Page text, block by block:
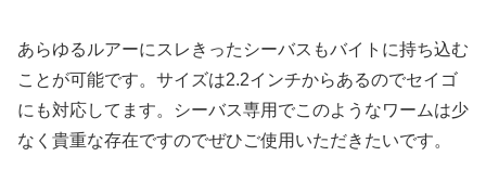
あらゆるルアーにスレきったシーバスもバイトに持ち込む
ことが可能です。サイズは2.2インチからあるのでセイゴ
にも対応してます。シーバス専用でこのようなワームは少
なく貴重な存在ですのでぜひご使用いただきたいです。